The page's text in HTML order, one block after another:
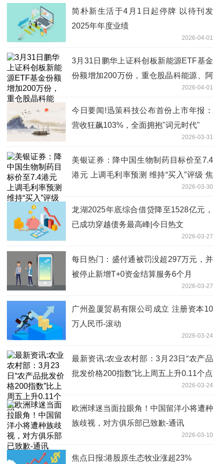
简朴新生活于4月1日起停牌 以待刊发
2025年年度业绩
2026-04-01
3月31日鹏华上证科创板新能源ETF基金
份额增加200万份，重仓股晶科能源、阿
2026-04-01
今日要闻!迅策科技公布首份上市年报：
营收狂飙103%，全面拥抱"词元时代"
2026-03-31
美银证券：降中国生物制药目标价至7.4
港元 上调毛利率预测 维持“买入”评级 焦
2026-03-30
龙湖2025年底综合借贷降至1528亿元，
已成功穿越债务最高峰|今日热文
2026-03-27
每日热门：盛付通被罚没超297万元，并
被停止新增T+0资金结算服务6个月
2026-03-27
广州盈厦贸易有限公司成立 注册资本10
万人民币-滚动
2026-03-24
最新资讯:农业农村部：3月23日“农产品
批发价格200指数”比上周五上升0.11个点
2026-03-24
欧洲球迷当面拉眼角！中国留洋小将遭种
族歧视，对方俱乐部已致歉-通讯
2026-03-10
焦点日报:港股原生态牧业涨超23%